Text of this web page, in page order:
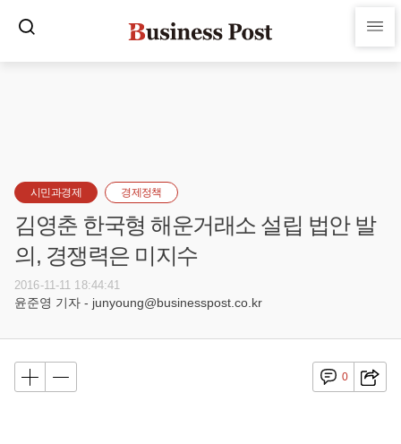
시민과경제 경제정책
김영춘 한국형 해운거래소 설립 법안 발
의, 경쟁력은 미지수
2016-11-11 18:44:41
윤준영 기자 - junyoung@businesspost.co.kr
0